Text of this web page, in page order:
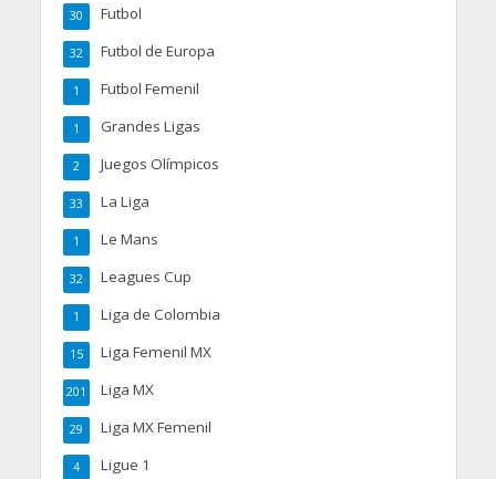
Futbol
30
Futbol de Europa
32
Futbol Femenil
1
Grandes Ligas
1
Juegos Olímpicos
2
La Liga
33
Le Mans
1
Leagues Cup
32
Liga de Colombia
1
Liga Femenil MX
15
Liga MX
201
Liga MX Femenil
29
Ligue 1
4